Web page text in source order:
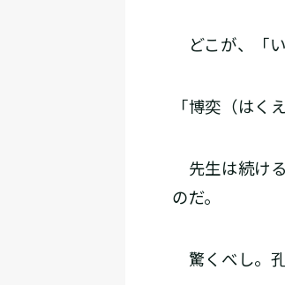
どこが、「い
「博奕（はく
先生は続け
のだ。
驚くべし。